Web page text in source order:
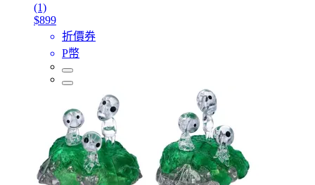
(1)
$899
折價券
P幣